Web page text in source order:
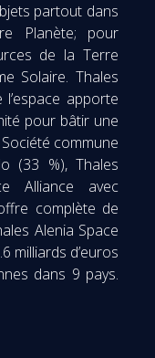
partout dans
Planète; pour
de la Terre
Solaire. Thales
apporte
pour bâtir une
commune
(33 %), Thales
Alliance avec
complète de
Alenia Space
milliards d’euros
dans 9 pays.